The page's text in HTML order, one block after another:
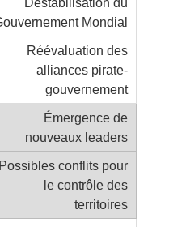
Mondial
Réévaluation des
alliances pirate-
gouvernement
Émergence de
nouveaux leaders
Possibles conflits pour
le contrôle des
territoires